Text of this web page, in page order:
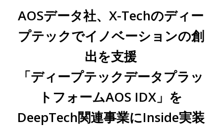
AOSデータ社、X-Techのディー
プテックでイノベーションの創
出を支援
「ディープテックデータプラッ
トフォームAOS IDX」を
DeepTech関連事業にInside実装